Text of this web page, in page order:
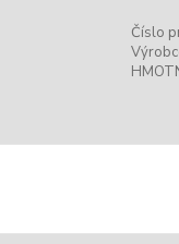
Číslo